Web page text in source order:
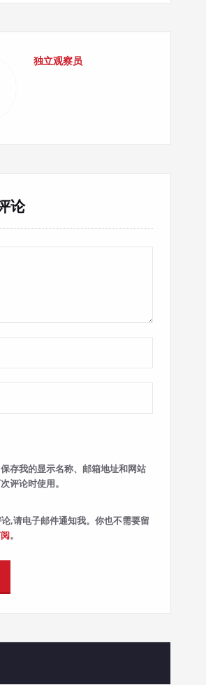
独立观察员
论
存我的显示名称、邮箱地址和网站
评论时使用。
,请电子邮件通知我。你也不需要留
。